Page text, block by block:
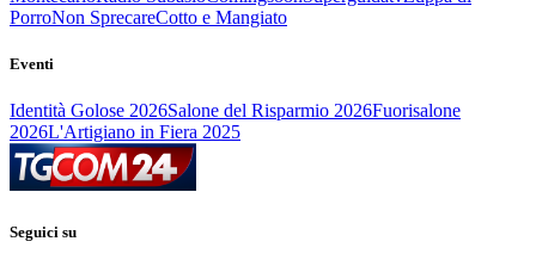
PorroNon SprecareCotto e Mangiato
Eventi
Identità Golose 2026Salone del Risparmio 2026Fuorisalone
2026L'Artigiano in Fiera 2025
Seguici su